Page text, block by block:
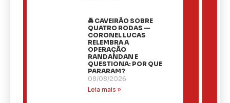
🚔 CAVEIRÃO SOBRE
QUATRO RODAS —
CORONEL LUCAS
RELEMBRA A
OPERAÇÃO
RANDANDAN E
QUESTIONA: POR QUE
PARARAM?
08/08/2026
Leia mais »